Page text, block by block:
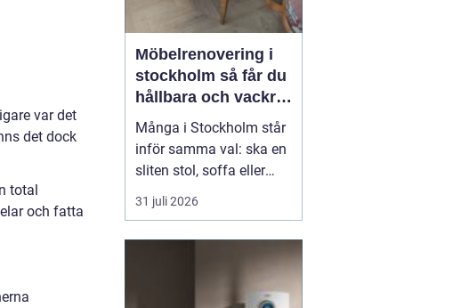
var det
det dock
total
och fatta
Möbelrenovering i
stockholm så får du
hållbara och vackra
möbler
Många i Stockholm står
inför samma val: ska en
sliten stol, soffa eller
fåtölj slängas, säljas
billigt eller renoveras?
möbelrenovering istället
för nyköp. Resultatet blir
31 juli 2026